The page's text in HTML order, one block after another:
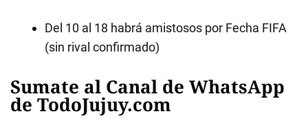
Del 10 al 18 habrá amistosos por Fecha FIFA
(sin rival confirmado)
Sumate al Canal de WhatsApp
de TodoJujuy.com